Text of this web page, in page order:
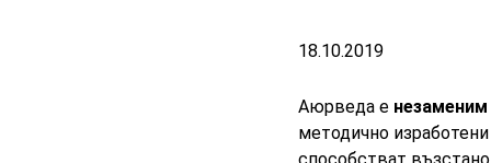
18.10.2019
Аюрведа е
методично